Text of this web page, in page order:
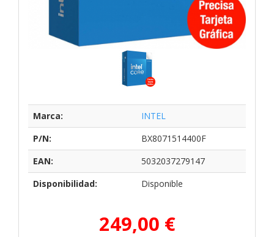
Marca:
INTEL
P/N:
BX8071514400F
EAN:
5032037279147
Disponibilidad:
Disponible
249,00 €